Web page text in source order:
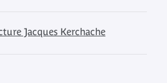
Jacques Kerchache